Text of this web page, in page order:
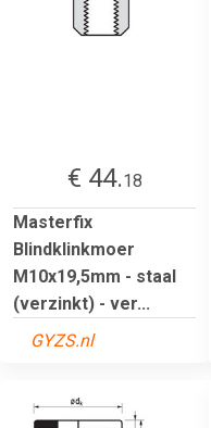
€ 44.18
Masterfix
Blindklinkmoer
M10x19,5mm - staal
(verzinkt) - ver...
GYZS.nl